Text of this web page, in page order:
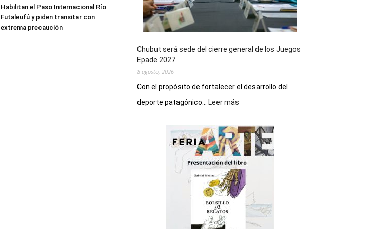
Habilitan el Paso Internacional Río
Futaleufú y piden transitar con
extrema precaución
Chubut será sede del cierre general de los Juegos
Epade 2027
8 agosto, 2026
Con el propósito de fortalecer el desarrollo del
deporte patagónico...
Leer más
sede
del
cierre
general
de
los
Juegos
Epade
2027